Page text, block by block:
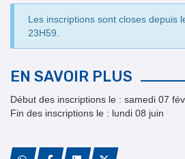
Les inscriptions sont closes depuis
23H59.
EN SAVOIR PLUS
Début des inscriptions le : samedi 07
Fin des inscriptions le : lundi 08 juin